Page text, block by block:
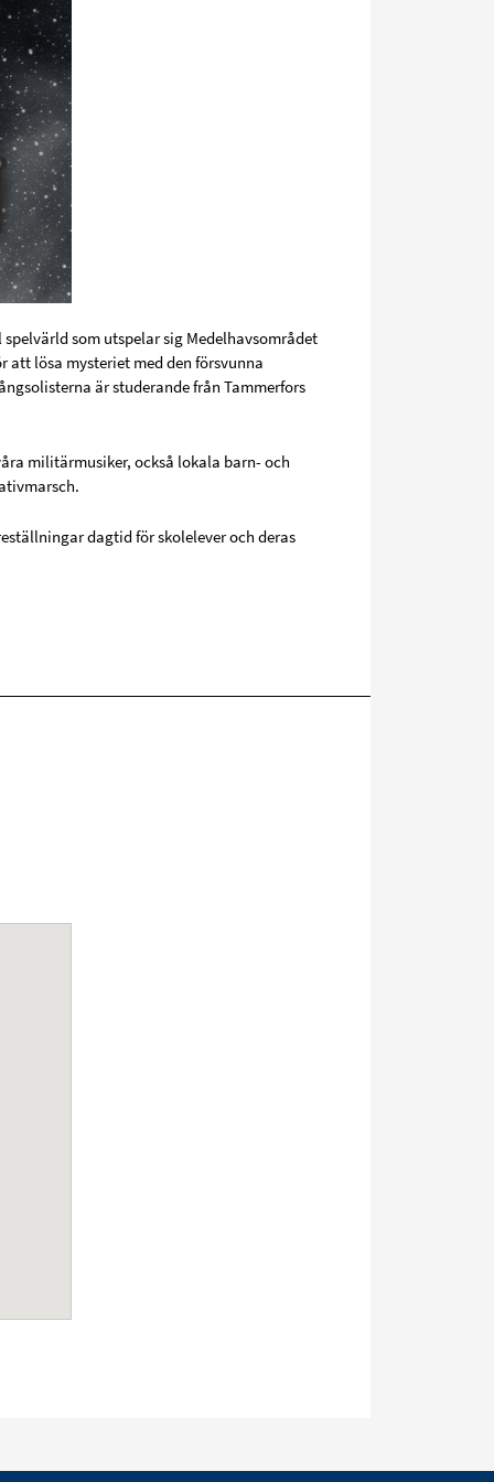
som utspelar sig Medelhavsområdet
att lösa mysteriet med den försvunna
är studerande från Tammerfors
militärmusiker, också lokala barn- och
dagtid för skolelever och deras